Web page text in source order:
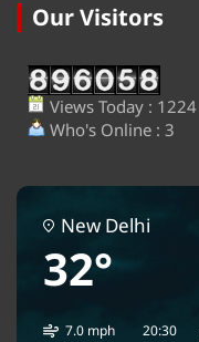
Our Visitors
Views Today : 1224
Who's Online : 3
New Delhi
32°
7.0 mph
20:30